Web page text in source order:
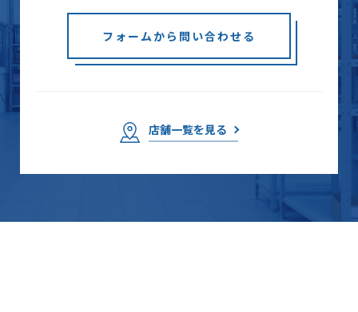
フォームから問い合わせる
店舗一覧を見る